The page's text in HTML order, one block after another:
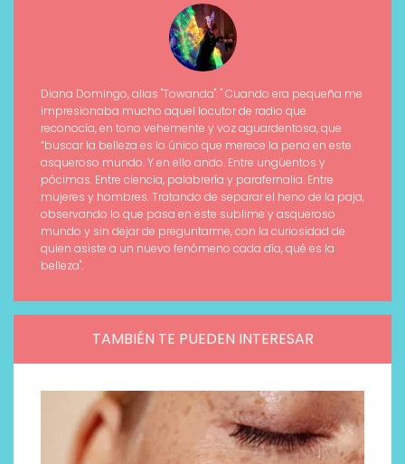
Diana Domingo, alias "Towanda": " Cuando era pequeña me
impresionaba mucho aquel locutor de radio que
reconocía, en tono vehemente y voz aguardentosa, que
“buscar la belleza es lo único que merece la pena en este
asqueroso mundo. Y en ello ando. Entre ungüentos y
pócimas. Entre ciencia, palabrería y parafernalia. Entre
mujeres y hombres. Tratando de separar el heno de la paja,
observando lo que pasa en este sublime y asqueroso
mundo y sin dejar de preguntarme, con la curiosidad de
quien asiste a un nuevo fenómeno cada día, qué es la
belleza".
TAMBIÉN TE PUEDEN INTERESAR